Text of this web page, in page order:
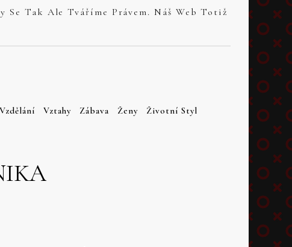
Vzdělání Vztahy Zábava Ženy Životní Styl